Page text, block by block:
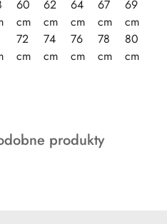
60
cm
62
cm
64
cm
67
cm
69
cm
72
cm
74
cm
76
cm
78
cm
80
cm
produkty